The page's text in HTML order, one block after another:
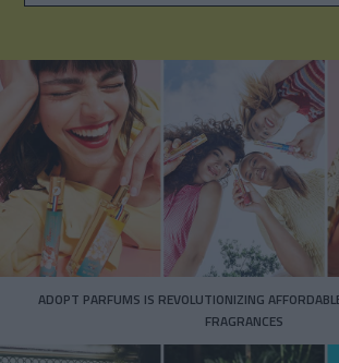
ADOPT PARFUMS IS REVOLUTIONIZING
FRAGRANCES